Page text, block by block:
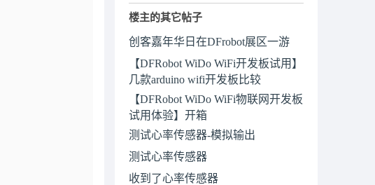
楼主的其它帖子
创客嘉年华日在DFrobot展区一游
【DFRobot WiDo WiFi开发板试用】
几款arduino wifi开发板比较
【DFRobot WiDo WiFi物联网开发板
试用体验】开箱
测试心率传感器-模拟输出
测试心率传感器
收到了心率传感器